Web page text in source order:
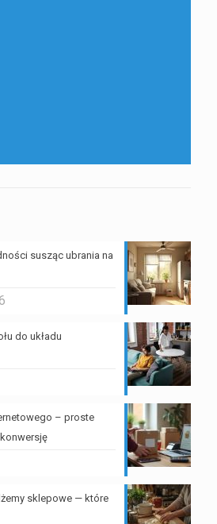
susząc ubrania na
do układu
– proste
sklepowe — które